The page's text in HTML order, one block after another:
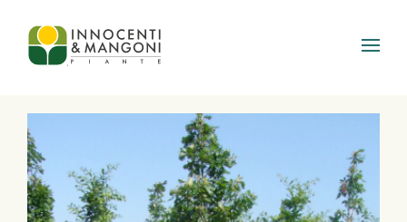
Skip to main content